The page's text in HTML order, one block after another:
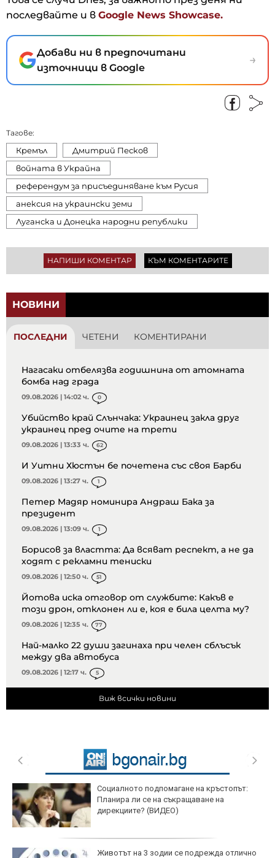
последвайте и в Google News Showcase.
Добави ни в предпочитани
източници в Google
→
Тагове:
Кремъл
Дмитрий Песков
войната в Украйна
референдум за присъединяване към Русия
анексия на украински земи
Луганска и Донецка народни републики
НАПИШИ КОМЕНТАР КЪМ КОМЕНТАРИТЕ
НОВИНИ
ПОСЛЕДНИ ЧЕТЕНИ КОМЕНТИРАНИ
Нагасаки отбелязва годишнина от атомната
бомба над града
09.08.2026 | 14:02 ч. 0
Убийство край Слънчака: Украинец закла друг
украинец пред очите на трети
09.08.2026 | 13:33 ч. 62
И Уитни Хюстън бе почетена със своя Барби
09.08.2026 | 13:27 ч. 1
Петер Мадяр номинира Андраш Бака за
президент
09.08.2026 | 13:09 ч. 1
Борисов за властта: Да всяват респект, а не да
ходят с рекламни тениски
09.08.2026 | 12:50 ч. 51
Йотова иска отговор от службите: Какъв е
този дрон, отклонен ли е, коя е била целта му?
09.08.2026 | 12:35 ч. 77
Най-малко 22 души загинаха при челен сблъсък
между два автобуса
09.08.2026 | 12:17 ч. 5
Виж всички новини
Социалното подпомагане на кръстопът:
Планира ли се на съкращаване на
дирекциите? (ВИДЕО)
Животът на 3 зодии се подрежда отлично